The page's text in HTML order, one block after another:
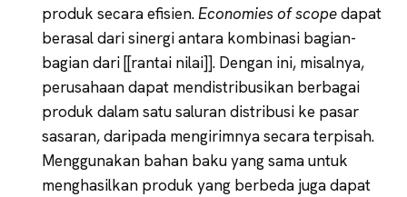
produk secara efisien.Economies of scopedapat
berasal dari sinergi antara kombinasi bagian-
bagian dari [[rantai nilai]]. Dengan ini, misalnya,
perusahaan dapat mendistribusikan berbagai
produk dalam satu saluran distribusi ke pasar
sasaran, daripada mengirimnya secara terpisah.
Menggunakan bahan baku yang sama untuk
menghasilkan produk yang berbeda juga dapat